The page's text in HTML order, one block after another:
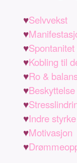
♥Selvvekst
♥
♥
♥Kobling til
♥Ro &
♥Beskyttelse
♥
♥Indre styrke
♥Motivasjon
♥